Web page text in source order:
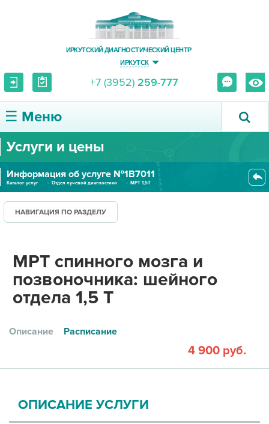
ИРКУТСКИЙ ДИАГНОСТИЧЕСКИЙ ЦЕНТР
ИРКУТСК
+7 (3952) 259-777
☰ Меню
О ЦЕНТРЕ
УСЛУГИ И ЦЕНЫ
ПАЦИЕНТУ
ПРАВОВАЯ ИНФОРМАЦИЯ
Услуги и цены
Информация об услуге №1В7011
Каталог услуг Отдел лучевой диагностики
МРТ 1,5Т
НАВИГАЦИЯ ПО РАЗДЕЛУ
МРТ спинного мозга и
позвоночника: шейного
отдела 1,5 Т
Описание Расписание
4 900 руб.
ОПИСАНИЕ УСЛУГИ